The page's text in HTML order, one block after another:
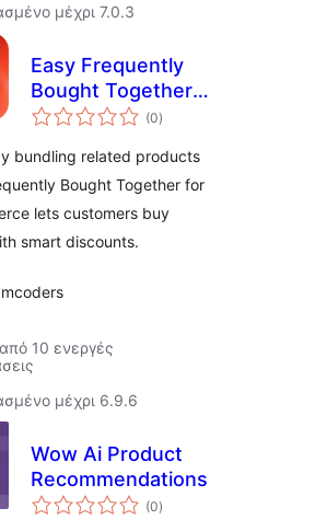
μέχρι 7.0.3
Easy Frequently
Bought Together
for WooCommerce
(0αξιολογήσεις
σύνολο
)
bundling related products
Bought Together for
lets customers buy
smart discounts.
10 ενεργές
μέχρι 6.9.6
Wow Ai Product
Recommendations
(0αξιολογήσεις
σύνολο
)